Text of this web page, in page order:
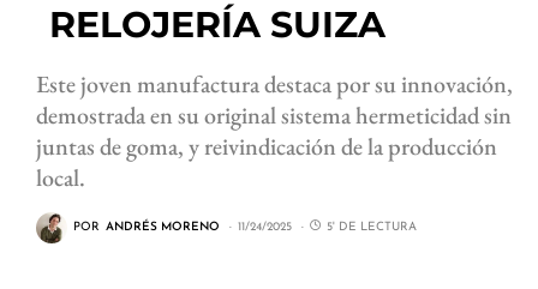
RELOJERÍA SUIZA
Este joven manufactura destaca por su innovación,
demostrada en su original sistema hermeticidad sin
juntas de goma, y reivindicación de la producción
local.
POR ANDRÉS MORENO 11/24/2025 5' DE LECTURA